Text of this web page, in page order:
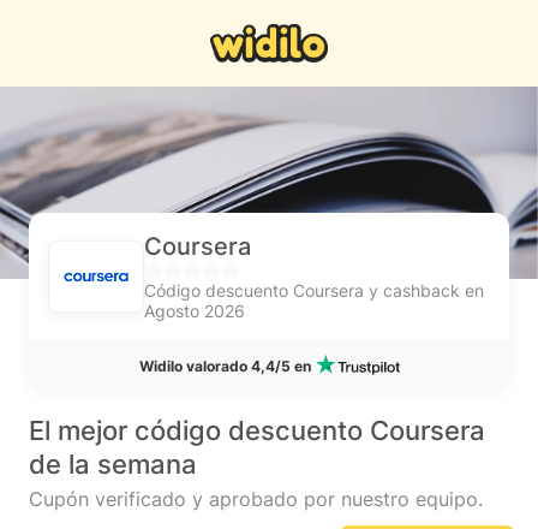
Coursera
Código descuento Coursera y cashback en
Agosto 2026
Widilo valorado 4,4/5 en
El mejor código descuento Coursera
de la semana
Cupón verificado y aprobado por nuestro equipo.